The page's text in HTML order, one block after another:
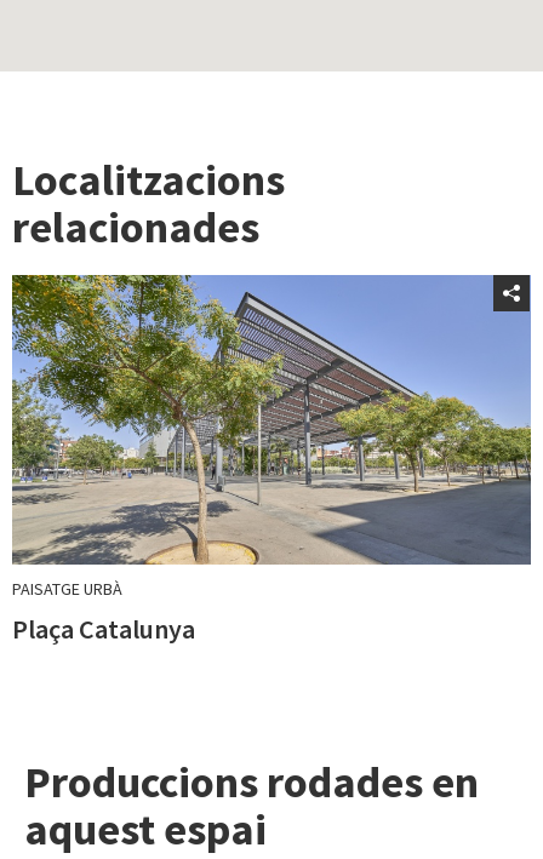
Localitzacions
relacionades
PAISATGE URBÀ
Plaça Catalunya
Produccions rodades en
aquest espai